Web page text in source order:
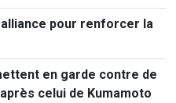
alliance pour renforcer la
en garde contre de
celui de Kumamoto